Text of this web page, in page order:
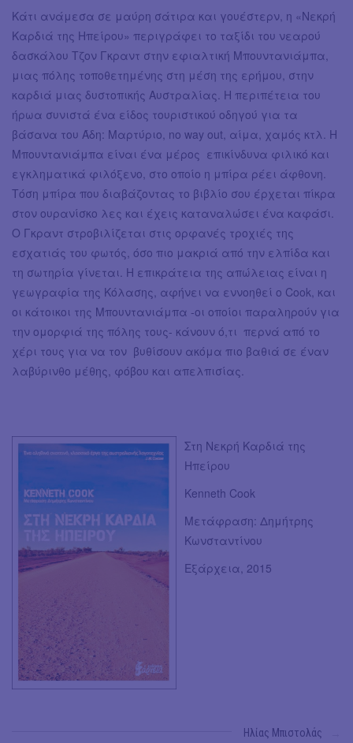
Κάτι ανάμεσα σε μαύρη σάτιρα και γουέστερν, η «Νεκρή
Καρδιά της Ηπείρου» περιγράφει το ταξίδι του νεαρού
δασκάλου Τζον Γκραντ στην εφιαλτική Μπουντανιάμπα,
μιας πόλης τοποθετημένης στη μέση της ερήμου, στην
καρδιά μιας δυστοπικής Αυστραλίας. Η περιπέτεια του
ήρωα συνιστά ένα είδος τουριστικού οδηγού για τα
βάσανα του Άδη: Μαρτύριο, no way out, αίμα, χαμός κτλ. Η
Μπουντανιάμπα είναι ένα μέρος επικίνδυνα φιλικό και
εγκληματικά φιλόξενο, στο οποίο η μπίρα ρέει άφθονη.
Τόση μπίρα που διαβάζοντας το βιβλίο σου έρχεται πίκρα
στον ουρανίσκο λες και έχεις καταναλώσει ένα καφάσι.
Ο Γκραντ στροβιλίζεται στις ορφανές τροχιές της
εσχατιάς του φωτός, όσο πιο μακριά από την ελπίδα και
τη σωτηρία γίνεται. Η επικράτεια της απώλειας είναι η
γεωγραφία της Κόλασης, αφήνει να εννοηθεί ο Cook, και
οι κάτοικοι της Μπουντανιάμπα -οι οποίοι παραληρούν για
την ομορφιά της πόλης τους- κάνουν ό,τι περνά από το
χέρι τους για να τον βυθίσουν ακόμα πιο βαθιά σε έναν
λαβύρινθο μέθης, φόβου και απελπισίας.
Στη Νεκρή Καρδιά της
Ηπείρου
Kenneth Cook
Μετάφραση: Δημήτρης
Κωνσταντίνου
Εξάρχεια, 2015
Ηλίας Μπιστολάς